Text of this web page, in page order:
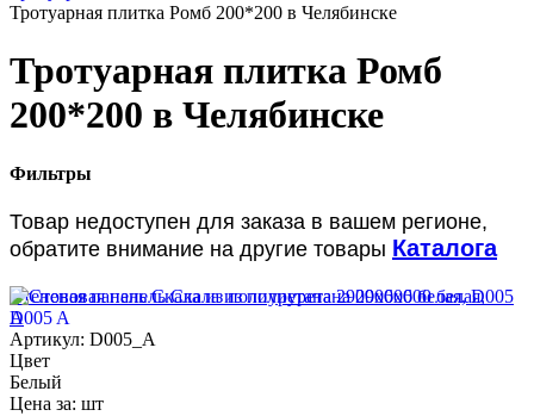
Тротуарная плитка Ромб 200*200 в Челябинске
Тротуарная плитка Ромб
200*200 в Челябинске
Фильтры
Товар недоступен для заказа в вашем регионе,
обратите внимание на другие товары Каталога
Стеновая панель Скала из полиуретана 2900х600 белая, D005
A
Артикул: D005_A
Цвет
Белый
Цена за: шт